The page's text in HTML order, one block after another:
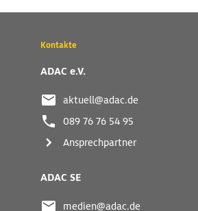
Wichtige
und
Links
Kontakte
ADAC e.V.
aktuell@adac.de
089 76 76 54 95
Ansprechpartner
ADAC SE
medien@adac.de